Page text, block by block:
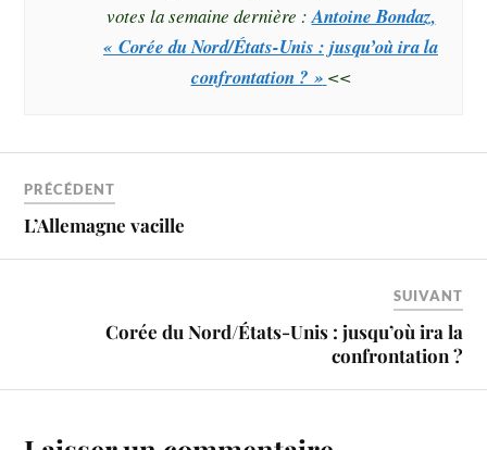
votes la semaine dernière :Antoine Bondaz,
« Corée du Nord/États-Unis : jusqu’où ira la
confrontation ? » <<
PRÉCÉDENT
L’Allemagne vacille
SUIVANT
Corée du Nord/États-Unis : jusqu’où ira la
confrontation ?